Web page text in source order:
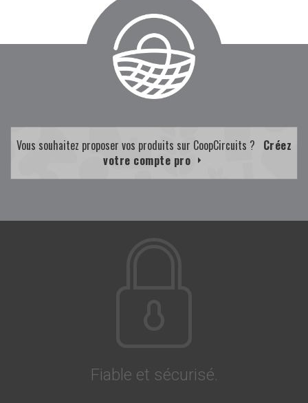
Vous souhaitez proposer vos produits sur CoopCircuits ? Créez
votre compte pro
Fiable et sécurisé.